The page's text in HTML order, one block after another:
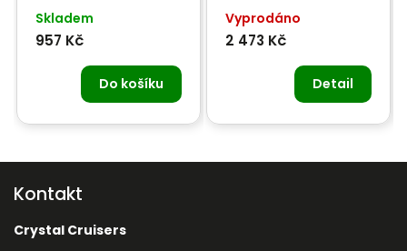
Skladem
957 Kč
Do košíku
Vyprodáno
2 473 Kč
Detail
Kontakt
Crystal Cruisers